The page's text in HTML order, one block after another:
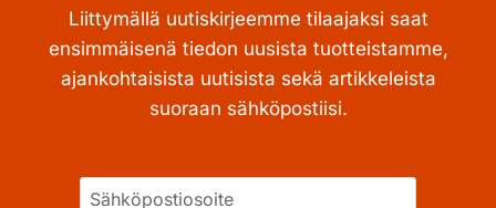
Liittymällä uutiskirjeemme tilaajaksi saat
ensimmäisenä tiedon uusista tuotteistamme,
ajankohtaisista uutisista sekä artikkeleista
suoraan sähköpostiisi.